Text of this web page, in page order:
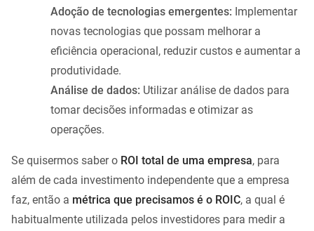
Adoção de tecnologias emergentes: Implementar
novas tecnologias que possam melhorar a
eficiência operacional, reduzir custos e aumentar a
produtividade.
Análise de dados: Utilizar análise de dados para
tomar decisões informadas e otimizar as
operações.
Se quisermos saber o ROI total de uma empresa, para
além de cada investimento independente que a empresa
faz, então a métrica que precisamos é o ROIC, a qual é
habitualmente utilizada pelos investidores para medir a